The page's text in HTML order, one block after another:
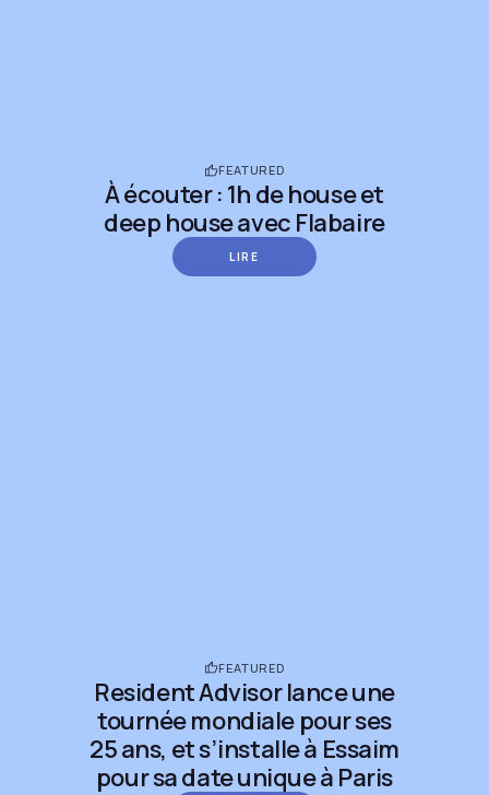
FEATURED
À écouter : 1h de house et
deep house avec Flabaire
LIRE
FEATURED
Resident Advisor lance une
tournée mondiale pour ses
25 ans, et s’installe à Essaim
pour sa date unique à Paris